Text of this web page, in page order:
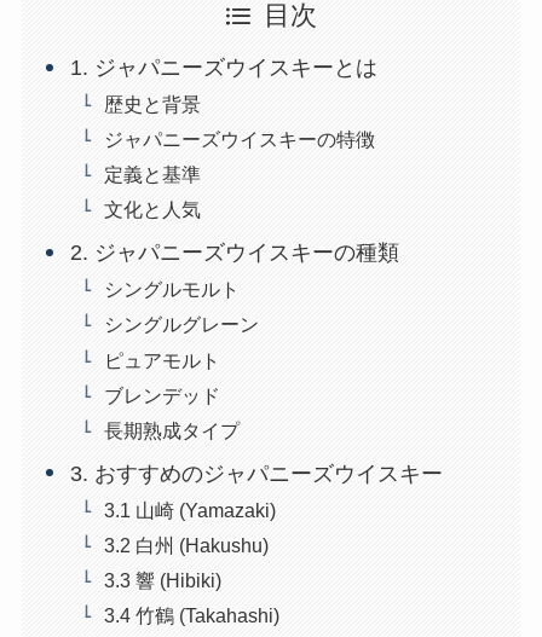
目次
1. ジャパニーズウイスキーとは
歴史と背景
ジャパニーズウイスキーの特徴
定義と基準
文化と人気
2. ジャパニーズウイスキーの種類
シングルモルト
シングルグレーン
ピュアモルト
ブレンデッド
長期熟成タイプ
3. おすすめのジャパニーズウイスキー
3.1 山崎 (Yamazaki)
3.2 白州 (Hakushu)
3.3 響 (Hibiki)
3.4 竹鶴 (Takahashi)